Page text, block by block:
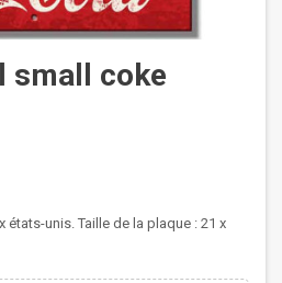
small coke
états-unis. Taille de la plaque : 21 x